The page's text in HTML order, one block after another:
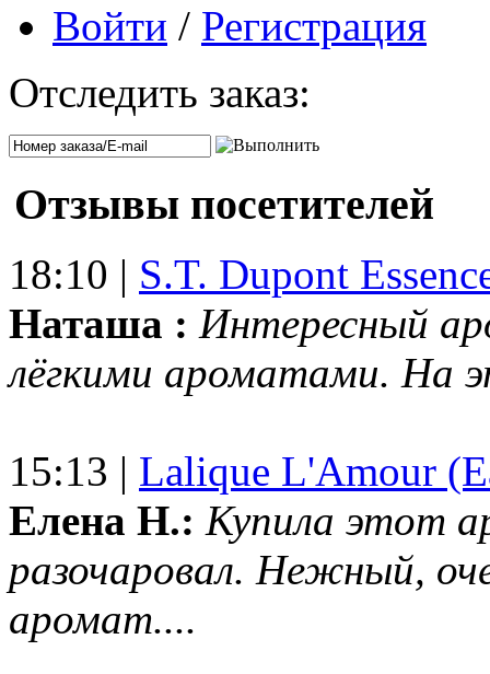
Войти / Регистрация
Отследить заказ:
Отзывы посетителей
18:10 | S.T. Dupont
Наташа : Интересный
лёгкими ароматами. На
15:13 | Lalique L'Amour
Елена Н.: Купила этот
разочаровал. Нежный,
аромат....